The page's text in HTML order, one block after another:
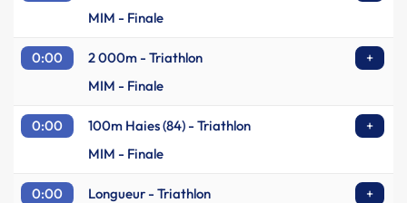
MIM - Finale
0:00 2 000m - Triathlon
+
MIM - Finale
0:00 100m Haies (84) - Triathlon
+
MIM - Finale
0:00 Longueur - Triathlon
+